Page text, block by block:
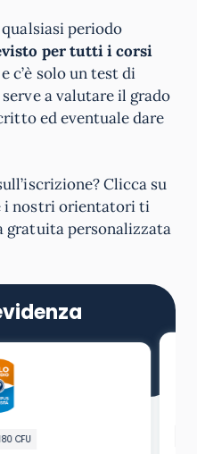
qualsiasi periodo
per tutti i corsi
c’è solo un test di
a valutare il grado
ed eventuale dare
Clicca su
i nostri orientatori ti
gratuita personalizzata
CFU